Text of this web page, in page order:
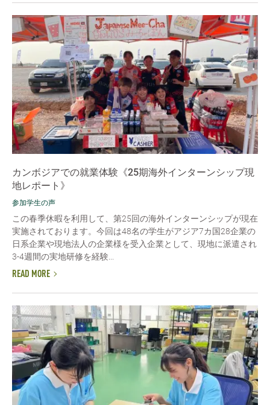
カンボジアでの就業体験《25期海外インターンシップ現
地レポート》
参加学生の声
この春季休暇を利用して、第25回の海外インターンシップが現在
実施されております。今回は48名の学生がアジア7カ国28企業の
日系企業や現地法人の企業様を受入企業として、現地に派遣され
3-4週間の実地研修を経験...
READ MORE